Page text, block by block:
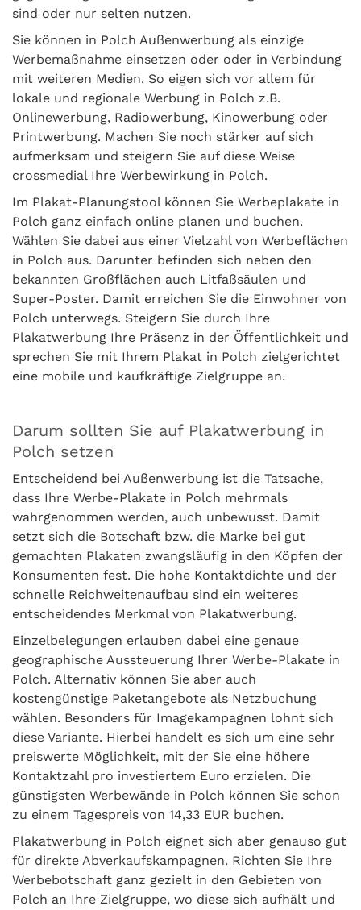
sind oder nur selten nutzen.
Sie können in Polch Außenwerbung als einzige
Werbemaßnahme einsetzen oder oder in Verbindung
mit weiteren Medien. So eigen sich vor allem für
lokale und regionale Werbung in Polch z.B.
Onlinewerbung, Radiowerbung, Kinowerbung oder
Printwerbung. Machen Sie noch stärker auf sich
aufmerksam und steigern Sie auf diese Weise
crossmedial Ihre Werbewirkung in Polch.
Im Plakat-Planungstool können Sie Werbeplakate in
Polch ganz einfach online planen und buchen.
Wählen Sie dabei aus einer Vielzahl von Werbeflächen
in Polch aus. Darunter befinden sich neben den
bekannten Großflächen auch Litfaßsäulen und
Super-Poster. Damit erreichen Sie die Einwohner von
Polch unterwegs. Steigern Sie durch Ihre
Plakatwerbung Ihre Präsenz in der Öffentlichkeit und
sprechen Sie mit Ihrem Plakat in Polch zielgerichtet
eine mobile und kaufkräftige Zielgruppe an.
Darum sollten Sie auf Plakatwerbung in
Polch setzen
Entscheidend bei Außenwerbung ist die Tatsache,
dass Ihre Werbe-Plakate in Polch mehrmals
wahrgenommen werden, auch unbewusst. Damit
setzt sich die Botschaft bzw. die Marke bei gut
gemachten Plakaten zwangsläufig in den Köpfen der
Konsumenten fest. Die hohe Kontaktdichte und der
schnelle Reichweitenaufbau sind ein weiteres
entscheidendes Merkmal von Plakatwerbung.
Einzelbelegungen erlauben dabei eine genaue
geographische Aussteuerung Ihrer Werbe-Plakate in
Polch. Alternativ können Sie aber auch
kostengünstige Paketangebote als Netzbuchung
wählen. Besonders für Imagekampagnen lohnt sich
diese Variante. Hierbei handelt es sich um eine sehr
preiswerte Möglichkeit, mit der Sie eine höhere
Kontaktzahl pro investiertem Euro erzielen. Die
günstigsten Werbewände in Polch können Sie schon
zu einem Tagespreis von 14,33 EUR buchen.
Plakatwerbung in Polch eignet sich aber genauso gut
für direkte Abverkaufskampagnen. Richten Sie Ihre
Werbebotschaft ganz gezielt in den Gebieten von
Polch an Ihre Zielgruppe, wo diese sich aufhält und